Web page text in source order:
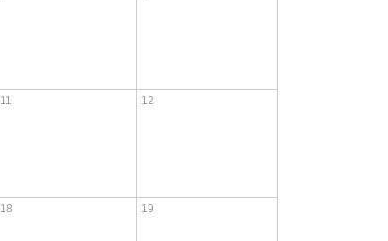
11 12
18 19